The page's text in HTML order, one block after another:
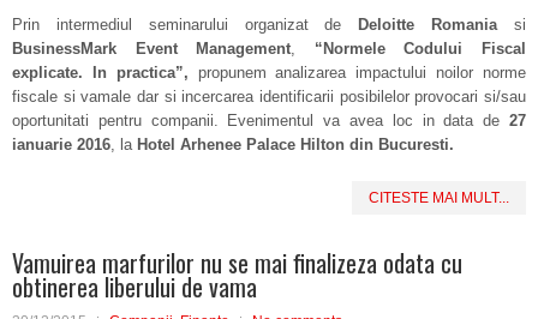
Prin intermediul seminarului organizat de Deloitte Romaniasi
BusinessMark Event Management, “Normele Codului Fiscal
explicate. In practica”, propunem analizarea impactului noilor norme
fiscale si vamale dar si incercarea identificarii posibilelor provocari si/sau
oportunitati pentru companii. Evenimentul va avea loc in data de 27
ianuarie 2016, la Hotel Arhenee Palace Hilton din Bucuresti.
CITESTE MAI MULT...
Vamuirea marfurilor nu se mai finalizeza odata cu
obtinerea liberului de vama